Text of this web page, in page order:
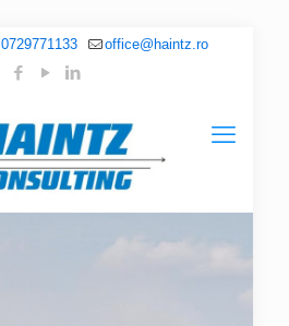
0729771133 office@haintz.ro